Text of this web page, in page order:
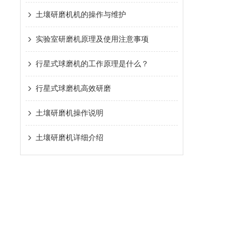
土壤研磨机机的操作与维护
实验室研磨机原理及使用注意事项
行星式球磨机的工作原理是什么？
行星式球磨机高效研磨
土壤研磨机操作说明
土壤研磨机详细介绍